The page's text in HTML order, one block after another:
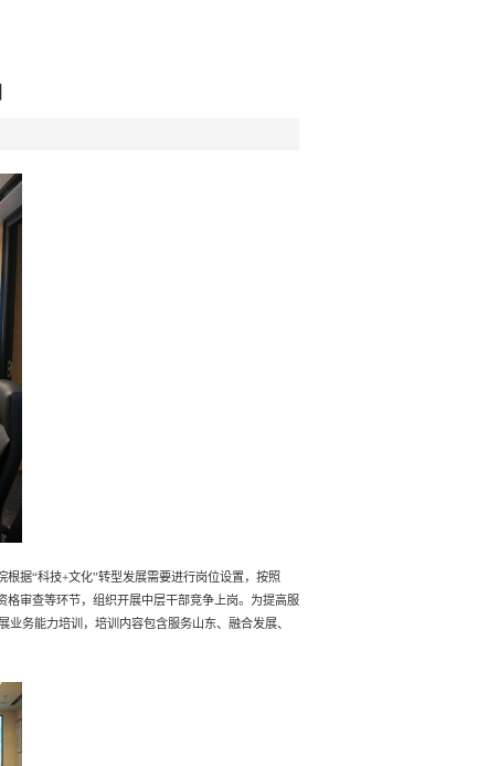
据“科技+文化”转型发展需要进行岗位设置，按照
审查等环节，组织开展中层干部竞争上岗。为提高服
务能力培训，培训内容包含服务山东、融合发展、